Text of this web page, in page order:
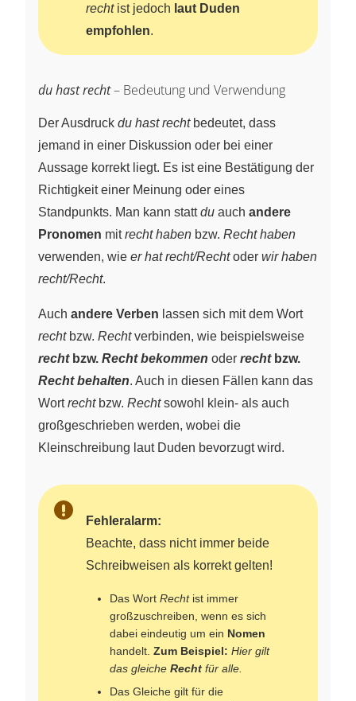
rechtist jedoch laut Duden
empfohlen.
du hast recht– Bedeutung und Verwendung
Der Ausdruck du hast rechtbedeutet, dass
jemand in einer Diskussion oder bei einer
Aussage korrekt liegt. Es ist eine Bestätigung der
Richtigkeit einer Meinung oder eines
Standpunkts. Man kann stattdu auch andere
Pronomen mitrecht haben bzw. Recht haben
verwenden, wie er hat recht/Rechtoder wir haben
recht/Recht.
Auch andere Verben lassen sich mit dem Wort
rechtbzw. Rechtverbinden, wie beispielsweise
rechtbzw. Recht bekommen oder rechtbzw.
Recht behalten. Auch in diesen Fällen kann das
Wortrechtbzw. Rechtsowohl klein- als auch
großgeschrieben werden, wobei die
Kleinschreibung laut Duden bevorzugt wird.
Fehleralarm:
Beachte, dass nicht immer beide
Schreibweisen als korrekt gelten!
Das Wort Rechtist immer
großzuschreiben, wenn es sich
dabei eindeutig um ein Nomen
handelt. Zum Beispiel: Hier gilt
das gleiche Recht für alle.
Das Gleiche gilt für die